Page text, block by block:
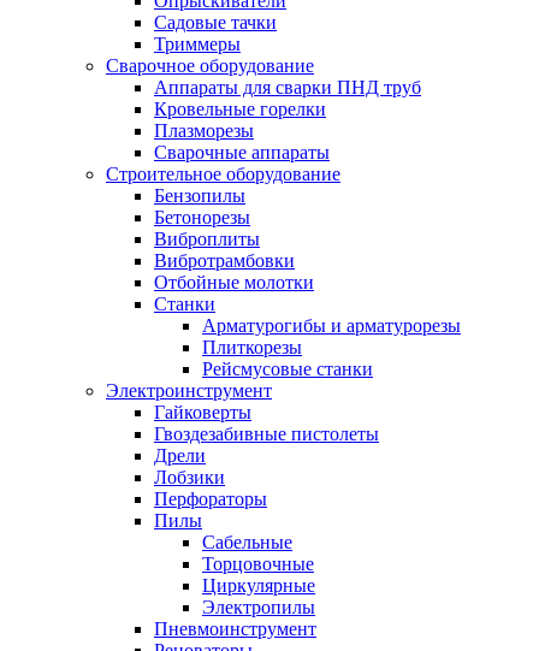
Садовые тачки
Триммеры
Сварочное оборудование
Аппараты для сварки ПНД труб
Кровельные горелки
Плазморезы
Сварочные аппараты
Строительное оборудование
Бензопилы
Бетонорезы
Виброплиты
Вибротрамбовки
Отбойные молотки
Станки
Арматурогибы и арматурорезы
Плиткорезы
Рейсмусовые станки
Электроинструмент
Гайковерты
Гвоздезабивные пистолеты
Дрели
Лобзики
Перфораторы
Пилы
Сабельные
Торцовочные
Циркулярные
Электропилы
Пневмоинструмент